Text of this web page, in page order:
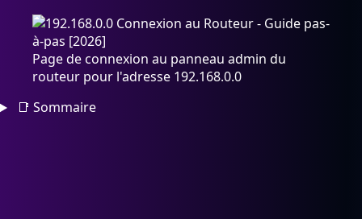
Page de connexion au panneau admin du
routeur pour l'adresse 192.168.0.0
📑 Sommaire